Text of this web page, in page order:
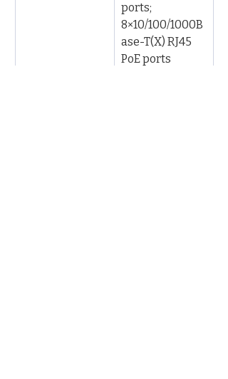
ports;
8×10/100/1000B
ase-T(X) RJ45
PoE ports